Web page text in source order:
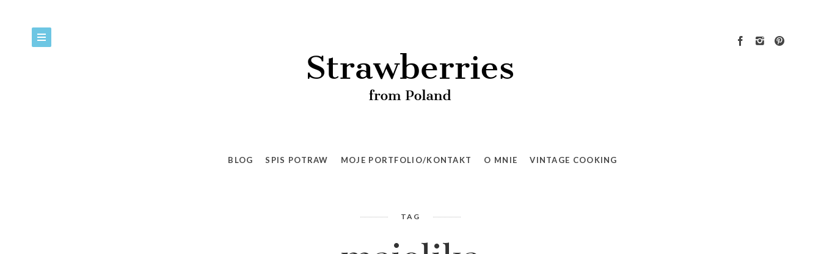
BLOG SPIS POTRAW MOJE PORTFOLIO/KONTAKT O MNIE VINTAGE COOKING
TAG